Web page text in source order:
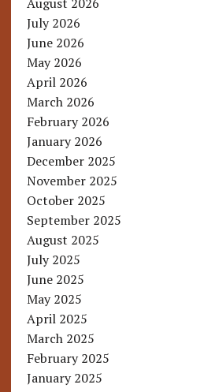
July 2026
June 2026
May 2026
April 2026
March 2026
February 2026
January 2026
December 2025
November 2025
October 2025
September 2025
August 2025
July 2025
June 2025
May 2025
April 2025
March 2025
February 2025
January 2025